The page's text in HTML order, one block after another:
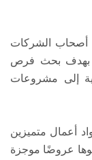
أصحاب الشركات
بهدف بحث فرص
إلى مشروعات
أعمال متميزين
عروضًا موجزة